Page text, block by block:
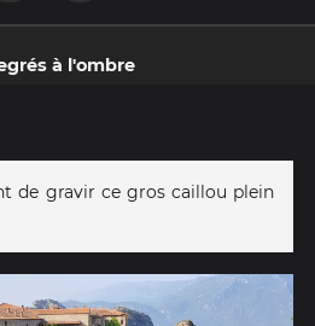
à l'ombre
de gravir ce gros caillou plein